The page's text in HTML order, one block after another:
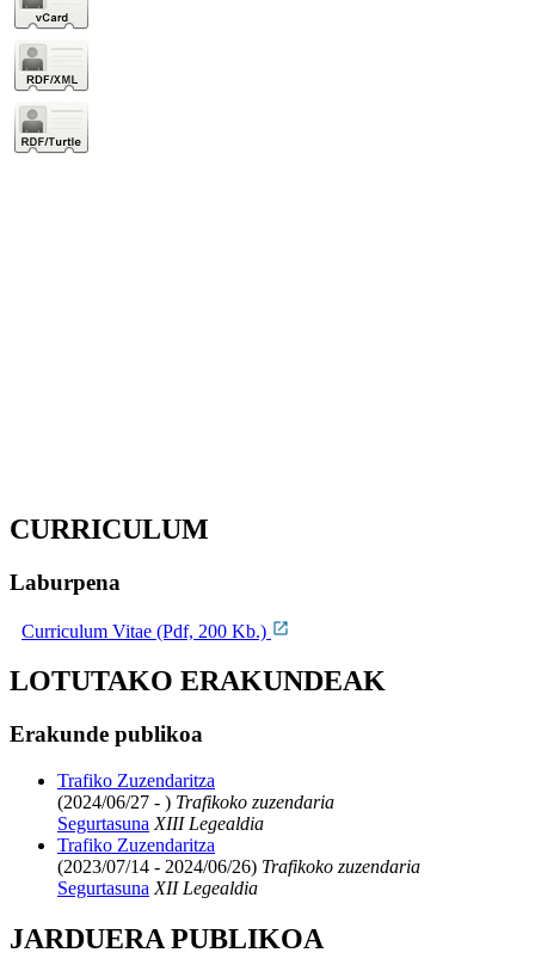
CURRICULUM
Laburpena
Curriculum Vitae (Pdf, 200 Kb.)
LOTUTAKO ERAKUNDEAK
Erakunde publikoa
Trafiko Zuzendaritza
(2024/06/27 - ) Trafikoko zuzendaria
Segurtasuna XIII Legealdia
Trafiko Zuzendaritza
(2023/07/14 - 2024/06/26) Trafikoko zuzendaria
Segurtasuna XII Legealdia
JARDUERA PUBLIKOA